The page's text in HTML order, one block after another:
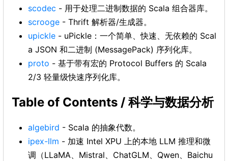
scodec - 用于处理二进制数据的 Scala 组合器库。
scrooge - Thrift 解析器/生成器。
upickle - uPickle：一个简单、快速、无依赖的 Scal
a JSON 和二进制 (MessagePack) 序列化库。
proto - 基于带有宏的 Protocol Buffers 的 Scala
2/3 轻量级快速序列化库。
Table of Contents / 科学与数据分析
algebird - Scala 的抽象代数。
ipex-llm - 加速 Intel XPU 上的本地 LLM 推理和微
调（LLaMA、Mistral、ChatGLM、Qwen、Baichu